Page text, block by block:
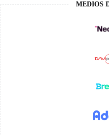
MEDIOS